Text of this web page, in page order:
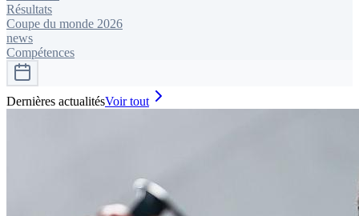
Résultats
Coupe du monde 2026
news
Compétences
Dernières actualitésVoir tout